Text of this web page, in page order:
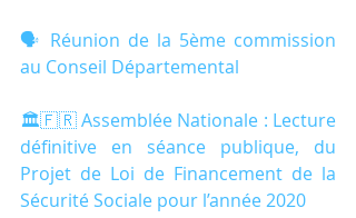
🗣️ Réunion de la 5ème commission
au Conseil Départemental
🏛🇫🇷 Assemblée Nationale : Lecture
définitive en séance publique, du
Projet de Loi de Financement de la
Sécurité Sociale pour l’année 2020